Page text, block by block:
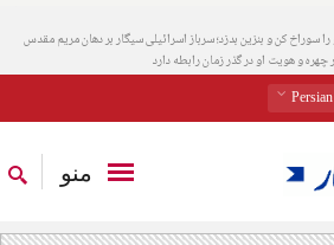
سوراخ کن و بنزین بدزد؛ سرباز اسرائیلی سیگار بر دهان مریم مقدس
و هویت او در گذر زمان رابطه دارد
:
منو